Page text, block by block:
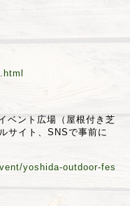
ベント広場（屋根付き芝
サイト、SNSで事前に
yoshida-outdoor-fes